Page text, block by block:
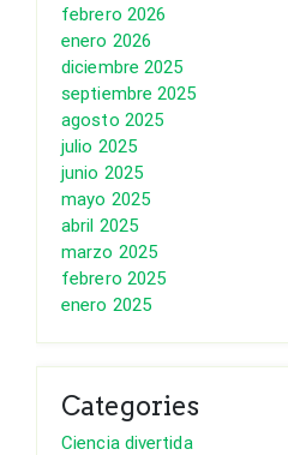
febrero 2026
enero 2026
diciembre 2025
septiembre 2025
agosto 2025
julio 2025
junio 2025
mayo 2025
abril 2025
marzo 2025
febrero 2025
enero 2025
Categories
Ciencia divertida